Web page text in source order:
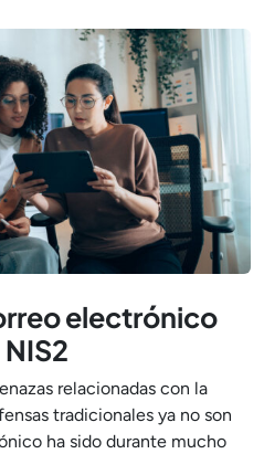
electrónico
relacionadas con la
tradicionales ya no son
ha sido durante mucho